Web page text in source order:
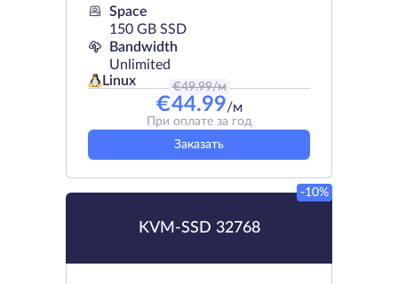
Space
150 GB SSD
Bandwidth
Unlimited
Linux
€49.99/м
€44.99/м
При оплате за год
Заказать
KVM-SSD 32768
-10%